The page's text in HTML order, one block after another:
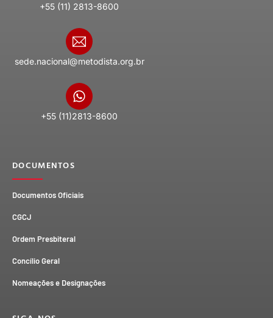
+55 (11) 2813-8600
sede.nacional@metodista.org.br
+55 (11)2813-8600
DOCUMENTOS
Documentos Oficiais
CGCJ
Ordem Presbiteral
Concílio Geral
Nomeações e Designações